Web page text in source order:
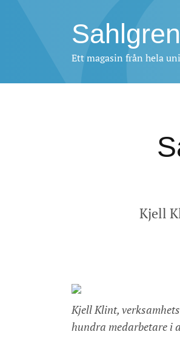
Ett magasin från hela
Kjell
Kjell Klint,
hundra medarbetare i